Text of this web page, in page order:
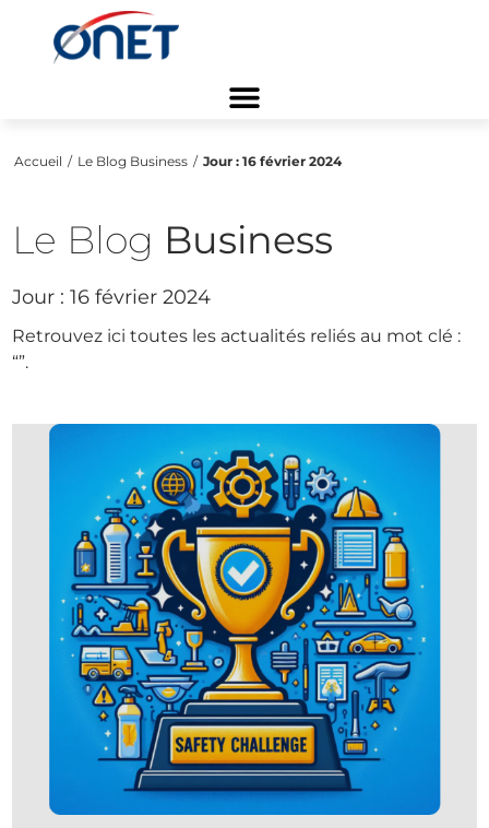
Accueil / Le Blog Business / Jour :16 février 2024
Le Blog Business
Jour :16 février 2024
Retrouvez ici toutes les actualités reliés au mot clé :
“”.